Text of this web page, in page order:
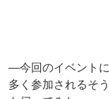
―今回のイベント
多く参加されるそ